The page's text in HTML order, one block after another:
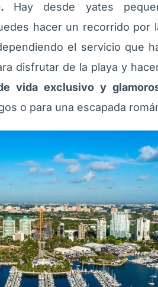
Hay desde yates
hacer un recorrido por
el servicio que
disfrutar de la playa y
vida exclusivo y
o para una escapada